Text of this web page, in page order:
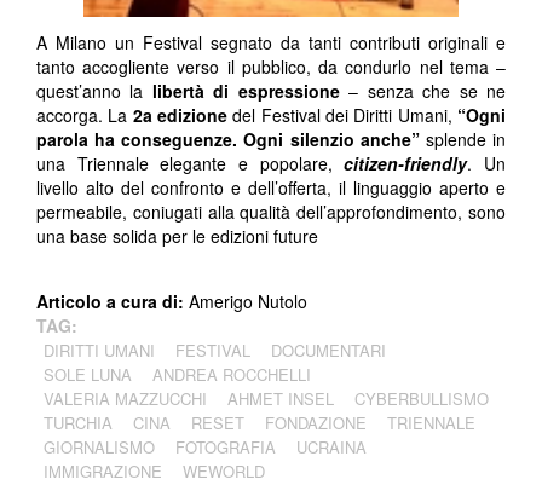
A Milano un Festival segnato da tanti contributi originali e
tanto accogliente verso il pubblico, da condurlo nel tema –
quest’anno la libertà di espressione– senza che se ne
accorga. La 2aedizione del Festival dei Diritti Umani, “Ogni
parola ha conseguenze. Ogni silenzio anche”splende in
una Triennale elegante e popolare,citizen-friendly. Un
livello alto del confronto e dell’offerta, il linguaggio aperto e
permeabile, coniugati alla qualità dell’approfondimento, sono
una base solida per le edizioni future
Articolo a cura di: Amerigo Nutolo
TAG:
DIRITTI UMANI FESTIVAL
DOCUMENTARI
SOLE LUNA
ANDREA ROCCHELLI
VALERIA MAZZUCCHI
AHMET INSEL
CYBERBULLISMO
TURCHIA
CINA RESET FONDAZIONE
TRIENNALE
GIORNALISMO
FOTOGRAFIA
UCRAINA
IMMIGRAZIONE
WEWORLD